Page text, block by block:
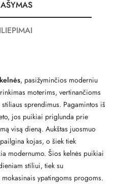
, pasižyminčios moderniu
moterims, vertinančioms
sprendimus. Pagamintos iš
jos puikiai priglunda prie
visą dieną. Aukštas juosmuo
kojas, o šiek tiek
modernumo. Šios kelnės puikiai
stiliui, tiek su
ypatingoms progoms.